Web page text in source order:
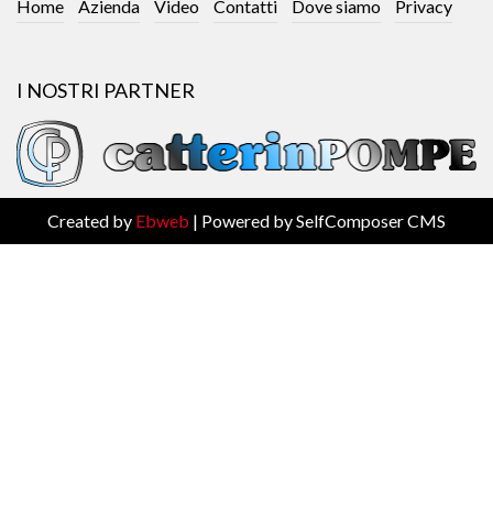
Home Azienda Video Contatti Dove siamo Privacy
I NOSTRI PARTNER
Created by Ebweb | Powered by SelfComposer CMS